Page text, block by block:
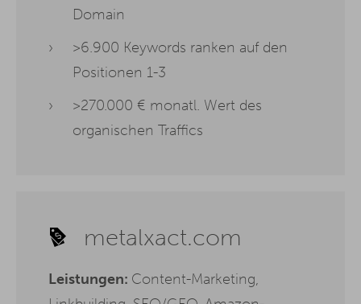
Domain
>6.900 Keywords ranken auf den
Positionen 1-3
>270.000 € monatl. Wert des
organischen Traffics
metalxact.com
Leistungen: Content-Marketing,